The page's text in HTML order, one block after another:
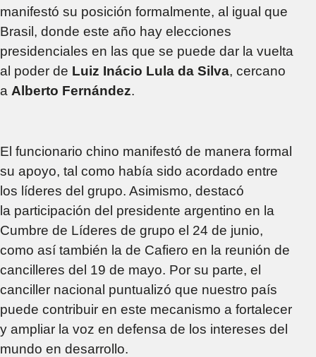
manifestó su posición formalmente, al igual que
Brasil, donde este año hay elecciones
presidenciales en las que se puede dar la vuelta
al poder de Luiz Inácio Lula da Silva, cercano
a Alberto Fernández.
El funcionario chino manifestó de manera formal
su apoyo, tal como había sido acordado entre
los líderes del grupo. Asimismo, destacó
la participación del presidente argentino en la
Cumbre de Líderes de grupo el 24 de junio,
como así también la de Cafiero en la reunión de
cancilleres del 19 de mayo. Por su parte, el
canciller nacional puntualizó que nuestro país
puede contribuir en este mecanismo a fortalecer
y ampliar la voz en defensa de los intereses del
mundo en desarrollo.